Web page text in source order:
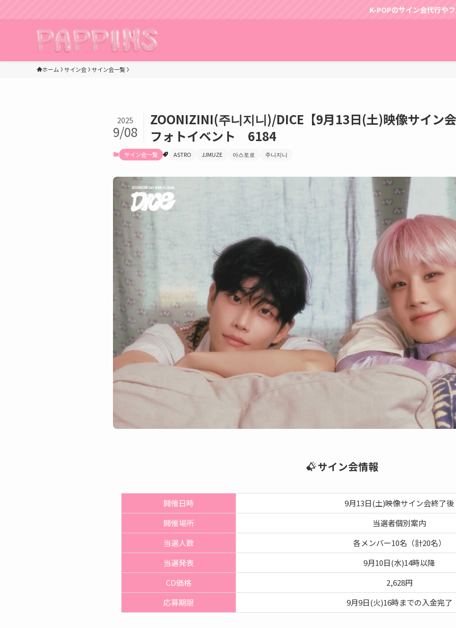
K-POPのサイン会代行やファンサポートはパッピン
ホーム サイン会 サイン会一覧
ZOONIZINI(주니지니)/DICE【9月13日(土)映像サイ
フォトイベント 6184
2025
9/08
サイン会一覧 ASTRO JJMUZE 아스토로 주니지니
サイン会情報
開催日時
9月13日(土)映像サイン会終了後
開催場所
当選者個別案内
当選人数
各メンバー10名（計20名）
当選発表
9月10日(水)14時以降
CD価格
2,628円
応募期限
9月9日(火)16時までの入金完了